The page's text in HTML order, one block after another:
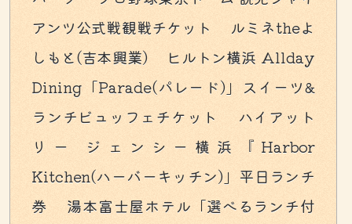
アンツ公式戦観戦チケット ルミネtheよ
しもと(吉本興業) ヒルトン横浜 Allday
Dining「Parade(パレード)」スイーツ&
ランチビュッフェチケット ハイアット
リー ジェンシー横浜『Harbor
Kitchen(ハーバーキッチン)」平日ランチ
券 湯本富士屋ホテル「選べるランチ付